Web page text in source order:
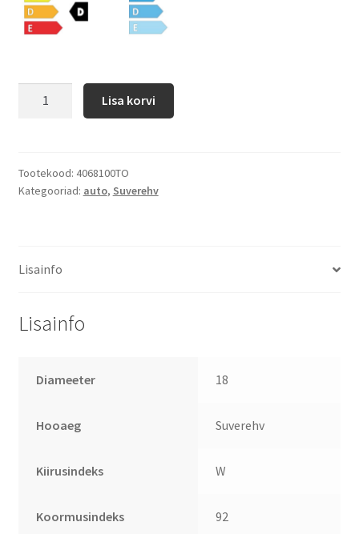
Lisa korvi
Tootekood: 4068100TO
Kategooriad: auto, Suverehv
Lisainfo
Lisainfo
Diameeter 18
Hooaeg Suverehv
Kiirusindeks W
Koormusindeks 92